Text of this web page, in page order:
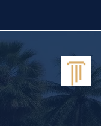
contenido